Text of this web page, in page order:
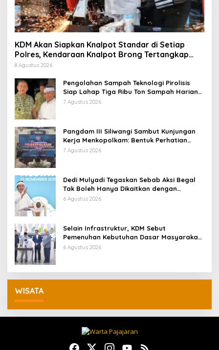
KDM Akan Siapkan Knalpot Standar di Setiap
Polres, Kendaraan Knalpot Brong Tertangkap
Langsung Ganti
8 Agustus 2026
Pengolahan Sampah Teknologi Pirolisis
Siap Lahap Tiga Ribu Ton Sampah Harian
Jawa Barat
7 Agustus 2026
Pangdam III Siliwangi Sambut Kunjungan
Kerja Menkopolkam: Bentuk Perhatian
Pemerintah
7 Agustus 2026
Dedi Mulyadi Tegaskan Sebab Aksi Begal
Tak Boleh Hanya Dikaitkan dengan
Ekonomi
6 Agustus 2026
Selain Infrastruktur, KDM Sebut
Pemenuhan Kebutuhan Dasar Masyarakat
Jadi Fokus APBD Jabar 2027
6 Agustus 2026
WISATA